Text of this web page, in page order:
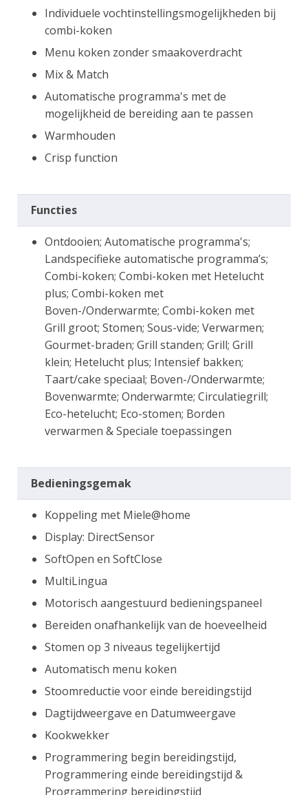
Individuele vochtinstellingsmogelijkheden bij
combi-koken
Menu koken zonder smaakoverdracht
Mix & Match
Automatische programma's met de
mogelijkheid de bereiding aan te passen
Warmhouden
Crisp function
Functies
Ontdooien; Automatische programma's;
Landspecifieke automatische programma’s;
Combi-koken; Combi-koken met Hetelucht
plus; Combi-koken met
Boven-/Onderwarmte; Combi-koken met
Grill groot; Stomen; Sous-vide; Verwarmen;
Gourmet-braden; Grill standen; Grill; Grill
klein; Hetelucht plus; Intensief bakken;
Taart/cake speciaal; Boven-/Onderwarmte;
Bovenwarmte; Onderwarmte; Circulatiegrill;
Eco-hetelucht; Eco-stomen; Borden
verwarmen & Speciale toepassingen
Bedieningsgemak
Koppeling met Miele@home
Display: DirectSensor
SoftOpen en SoftClose
MultiLingua
Motorisch aangestuurd bedieningspaneel
Bereiden onafhankelijk van de hoeveelheid
Stomen op 3 niveaus tegelijkertijd
Automatisch menu koken
Stoomreductie voor einde bereidingstijd
Dagtijdweergave en Datumweergave
Kookwekker
Programmering begin bereidingstijd,
Programmering einde bereidingstijd &
Programmering bereidingstijd